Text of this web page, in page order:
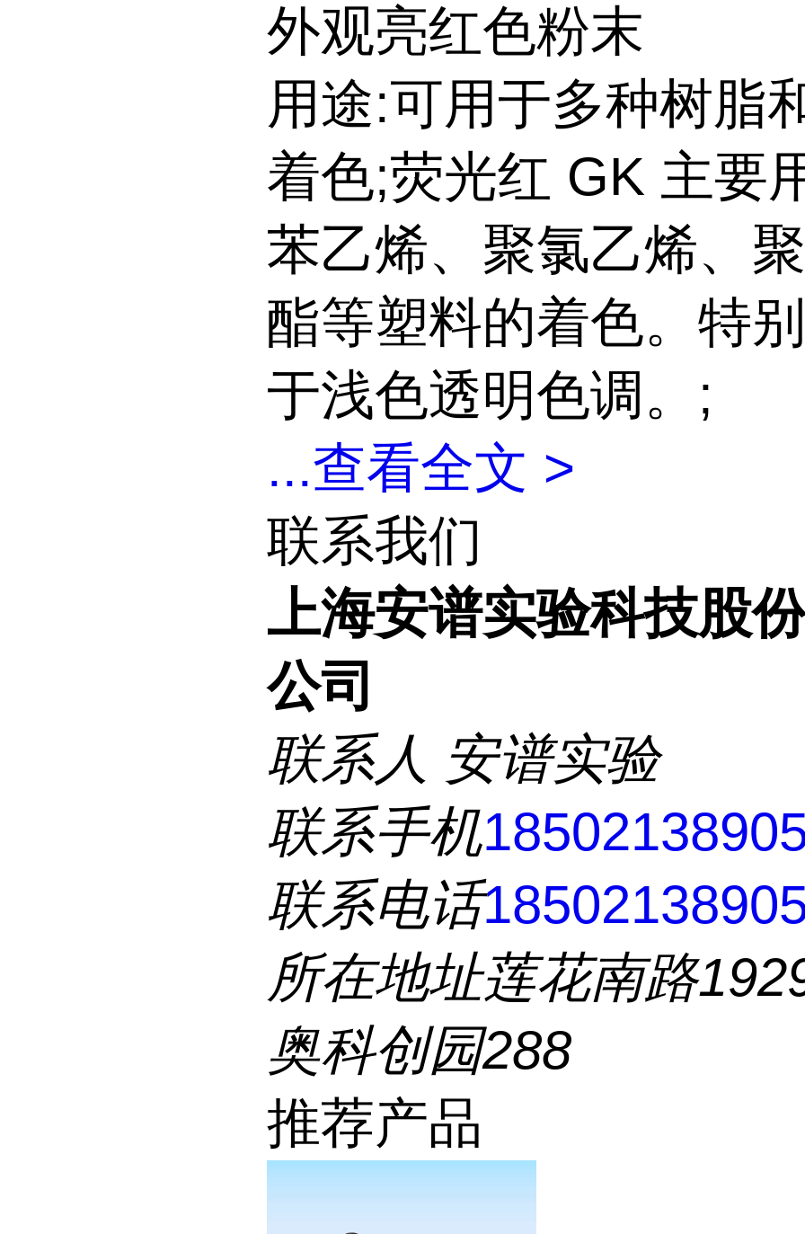
外观亮红色粉末
用途:可用于多种树脂
着色;荧光红 GK 主要
苯乙烯、聚氯乙烯、
酯等塑料的着色。特
于浅色透明色调。;
...查看全文 >
联系我们
上海安谱实验科技股
公司
联系人 安谱实验
联系手机
联系电话
所在地址莲花南路
奥科创园288
推荐产品